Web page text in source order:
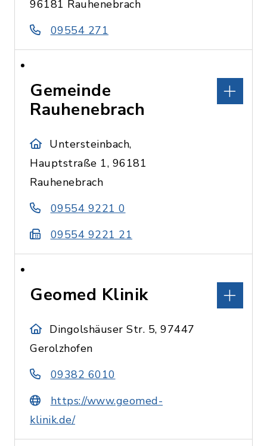
96181 Rauhenebrach
09554 271
Gemeinde
Rauhenebrach
Untersteinbach,
Hauptstraße 1, 96181
Rauhenebrach
09554 9221 0
09554 9221 21
Geomed Klinik
Dingolshäuser Str. 5, 97447
Gerolzhofen
09382 6010
https://www.geomed-
klinik.de/